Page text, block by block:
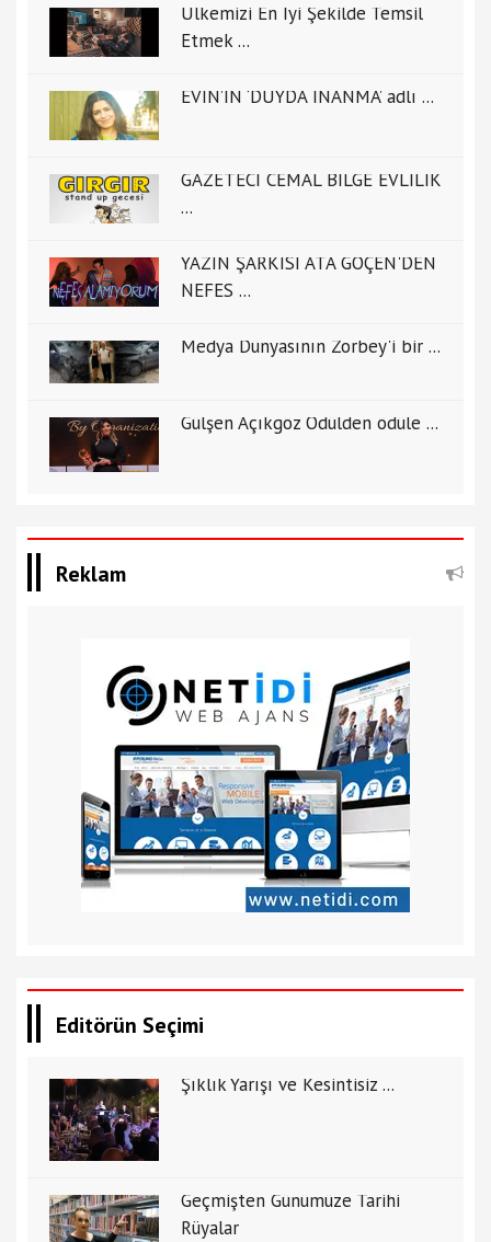
Ülkemizi En İyi Şekilde Temsil
Etmek ...
EVİN’İN ‘DUYDA İNANMA’ adlı ...
GAZETECİ CEMAL BİLGE EVLİLİK
...
YAZIN ŞARKISI ATA GÖÇEN'DEN
NEFES ...
Medya Dünyasının Zorbey'i bir ...
Gülşen Açıkgöz Ödülden ödüle ...
Reklam
Editörün Seçimi
Şıklık Yarışı ve Kesintisiz ...
Geçmişten Günümüze Tarihi
Rüyalar